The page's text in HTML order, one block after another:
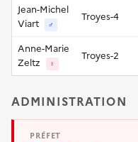
Jean-Michel
Viart
♂
Troyes-4
Anne-Marie
Zeltz
♀
Troyes-2
ADMINISTRATION
PRÉFET